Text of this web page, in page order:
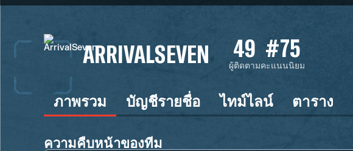
ARRIVALSEVEN 49
ผู้ติดตาม
#75
คะแนนนิยม
ภาพรวม บัญชีรายชื่อ ไทม์ไลน์ ตาราง
ความคืบหน้าของทีม